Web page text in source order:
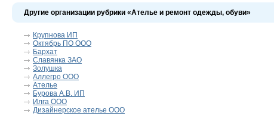
Другие организации рубрики «Ателье и ремонт одежды, обуви»
Крупнова ИП
Октябрь ПО ООО
Бархат
Славянка ЗАО
Золушка
Аллегро ООО
Ателье
Бурова А.В. ИП
Илга ООО
Дизайнерское ателье ООО